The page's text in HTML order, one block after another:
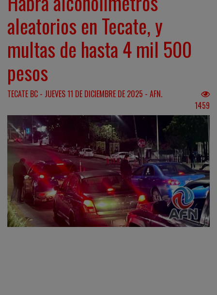
aleatorios en Tecate, y
multas de hasta 4 mil 500
pesos
TECATE BC - JUEVES 11 DE DICIEMBRE DE 2025 - AFN.
1459